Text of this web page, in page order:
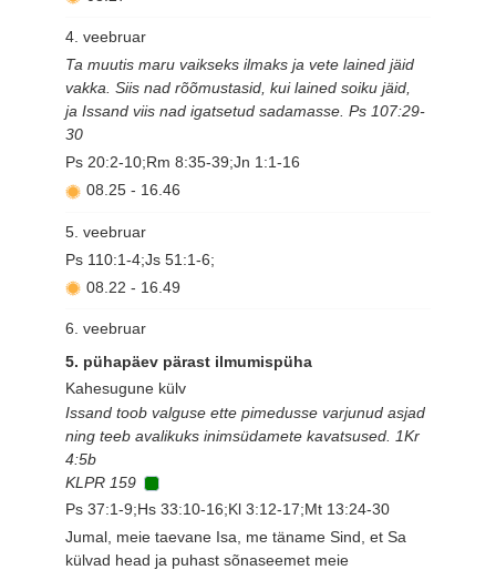
4. veebruar
Ta muutis maru vaikseks ilmaks ja vete lained jäid
vakka. Siis nad rõõmustasid, kui lained soiku jäid,
ja Issand viis nad igatsetud sadamasse. Ps 107:29-
30
Ps 20:2-10;Rm 8:35-39;Jn 1:1-16
08.25 - 16.46
5. veebruar
Ps 110:1-4;Js 51:1-6;
08.22 - 16.49
6. veebruar
5. pühapäev pärast ilmumispüha
Kahesugune külv
Issand toob valguse ette pimedusse varjunud asjad
ning teeb avalikuks inimsüdamete kavatsused. 1Kr
4:5b
KLPR 159
Ps 37:1-9;Hs 33:10-16;Kl 3:12-17;Mt 13:24-30
Jumal, meie taevane Isa, me täname Sind, et Sa
külvad head ja puhast sõnaseemet meie